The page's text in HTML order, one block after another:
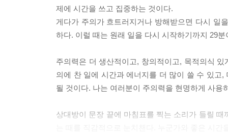
제에 시간을 쓰고 집중하는 것이다.
게다가 주의가 흐트러지거나 방해받으면 다시 일
하다. 이럴 때는 원래 일을 다시 시작하기까지 29
주의력은 더 생산적이고, 창의적이고, 목적의식
의에 찬 일에 시간과 에너지를 더 많이 쓸 수 있고
될 것이다. 나는 여러분이 주의력을 현명하게 사
상대방이 문장 끝에 마침표를 찍는 소리가 들릴